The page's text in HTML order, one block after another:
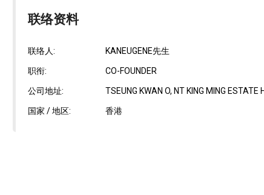
联络资料
联络人: KANEUGENE先生
职衔: CO-FOUNDER
公司地址: TSEUNG KWAN O, NT KING MING ESTATE
国家 / 地区: 香港